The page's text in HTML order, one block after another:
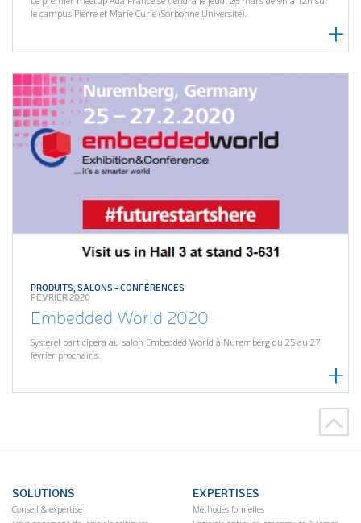
le campus Pierre et Marie Curie (Sorbonne Université).
PRODUITS ,SALONS - CONFÉRENCES
FÉVRIER 2020
Embedded World 2020
Systerel participera au salon Embedded World à Nuremberg du 25 au 27
février prochains.
SOLUTIONS
Conseil & expertise
EXPERTISES
Méthodes formelles